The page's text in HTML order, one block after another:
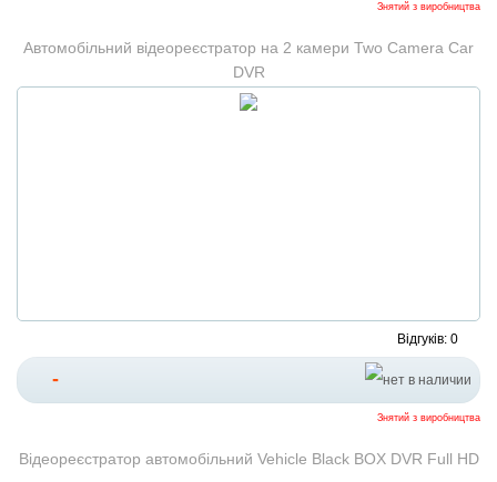
Знятий з виробництва
Автомобільний відеореєстратор на 2 камери Two Camera Car
DVR
Відгуків: 0
-
Знятий з виробництва
Відеореєстратор автомобільний Vehicle Black BOX DVR Full HD